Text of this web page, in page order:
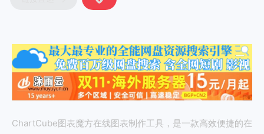
ChartCube图表魔方在线图表制作工具，是一款高效便捷的在